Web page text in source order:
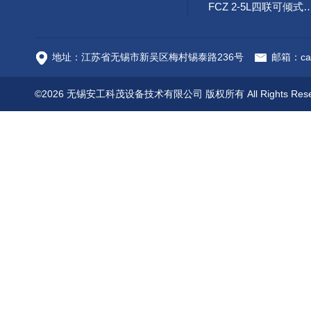
FCZ 2-5L四联
地址：江苏省无锡市新吴区梅村锡泰路236号 邮箱：
©2026 无锡安工科茂设备技术有限公司 版权所有 All Rights